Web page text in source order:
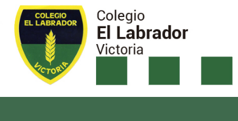
Colegio El Labrador - Victoria